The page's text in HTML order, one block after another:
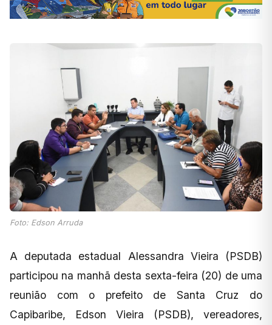
Foto: Edson Arruda
A deputada estadual Alessandra Vieira (PSDB)
participou na manhã desta sexta-feira (20) de uma
reunião com o prefeito de Santa Cruz do
Capibaribe, Edson Vieira (PSDB), vereadores,